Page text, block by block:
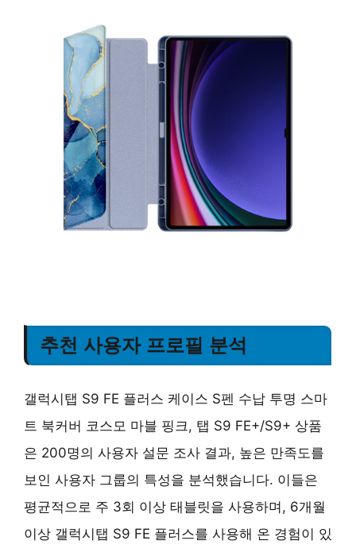
추천 사용자 프로필 분석
갤럭시탭 S9 FE 플러스 케이스 S펜 수납 투명 스마
트 북커버 코스모 마블 핑크, 탭 S9 FE+/S9+ 상품
은 200명의 사용자 설문 조사 결과, 높은 만족도를
보인 사용자 그룹의 특성을 분석했습니다. 이들은
평균적으로 주 3회 이상 태블릿을 사용하며, 6개월
이상 갤럭시탭 S9 FE 플러스를 사용해 온 경험이 있